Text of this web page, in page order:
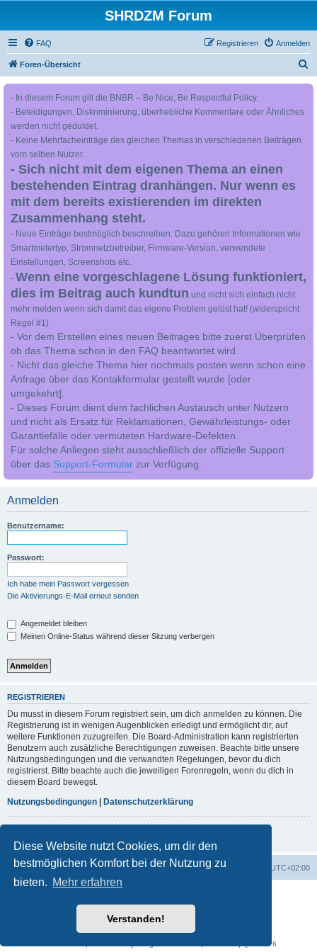
Diese Website nutzt Cookies, um dir den
bestmöglichen Komfort bei der Nutzung zu
bieten. Mehr erfahren
Verstanden!
SHRDZM Forum
FAQ Anmelden
Registrieren
Foren-Übersicht
- In diesem Forum gilt die BNBR – Be Nice, Be Respectful Policy.
- Beleidigungen, Diskriminierung, überhebliche Kommentare oder Ähnliches
werden nicht geduldet.
- Keine Mehrfacheinträge des gleichen Themas in verschiedenen Beiträgen
vom selben Nutzer.
- Sich nicht mit dem eigenen Thema an einen
bestehenden Eintrag dranhängen. Nur wenn es
mit dem bereits existierenden im direkten
Zusammenhang steht.
- Neue Einträge bestmöglich beschreiben. Dazu gehören Informationen wie
Smartmetertyp, Stromnetzbetreiber, Firmware-Version, verwendete
Einstellungen, Screenshots etc.
- Wenn eine vorgeschlagene Lösung funktioniert,
dies im Beitrag auch kundtun und nicht sich einfach nicht
mehr melden wenn sich damit das eigene Problem gelöst hat! (widerspricht
Regel #1)
- Vor dem Erstellen eines neuen Beitrages bitte zuerst Überprüfen
ob das Thema schon in den FAQ beantwortet wird.
- Nicht das gleiche Thema hier nochmals posten wenn schon eine
Anfrage über das Kontakformular gestellt wurde [oder
umgekehrt].
- Dieses Forum dient dem fachlichen Austausch unter Nutzern
und nicht als Ersatz für Reklamationen, Gewährleistungs- oder
Garantiefälle oder vermuteten Hardware-Defekten.
Für solche Anliegen steht ausschließlich der offizielle Support
über das Support-Formular zur Verfügung.
Anmelden
Benutzername:
Passwort:
Ich habe mein Passwort vergessen
Die Aktivierungs-E-Mail erneut senden
Angemeldet bleiben
Meinen Online-Status während dieser Sitzung verbergen
REGISTRIEREN
Du musst in diesem Forum registriert sein, um dich anmelden zu können. Die
Registrierung ist in wenigen Augenblicken erledigt und ermöglicht dir, auf
weitere Funktionen zuzugreifen. Die Board-Administration kann registrierten
Benutzern auch zusätzliche Berechtigungen zuweisen. Beachte bitte unsere
Nutzungsbedingungen und die verwandten Regelungen, bevor du dich
registrierst. Bitte beachte auch die jeweiligen Forenregeln, wenn du dich in
diesem Board bewegst.
Nutzungsbedingungen | Datenschutzerklärung
Foren-Übersicht Alle Zeiten sind UTC+02:00
Alle Cookies löschen
Deutsche Übersetzung durchphpBB.de
phpBB post Reactions
Nutzungsbedingungen
Queries: 6